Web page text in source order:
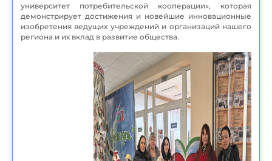
университет потребительской кооперации», которая
демонстрирует достижения и новейшие инновационные
изобретения ведущих учреждений и организаций нашего
региона и их вклад в развитие общества.